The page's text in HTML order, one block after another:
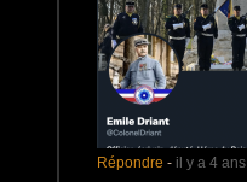
Répondre - il y a 4 ans